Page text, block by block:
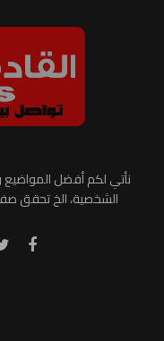
نأتي لكم أفضل المواضيع
الشخصية، الخ تحقق